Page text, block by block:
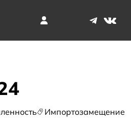
Импортозамещение